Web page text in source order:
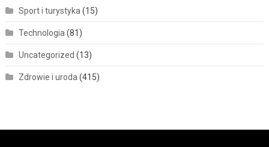
Sport i turystyka (15)
Technologia (81)
Uncategorized (13)
Zdrowie i uroda (415)